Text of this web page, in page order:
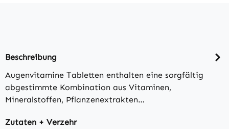
Beschreibung
Augenvitamine Tabletten enthalten eine sorgfältig
abgestimmte Kombination aus Vitaminen,
Mineralstoffen, Pflanzenextrakten…
Zutaten + Verzehr